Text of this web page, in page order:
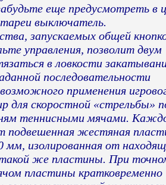
еще предусмотреть в
выключатель.
запускаемых общей
управления, позволит двум
в ловкости
последовательности
применения
скоростной «стрельбы»
теннисными мячами.
жестяная
мм, изолированная от
же пластины. При
пластины кратковременно